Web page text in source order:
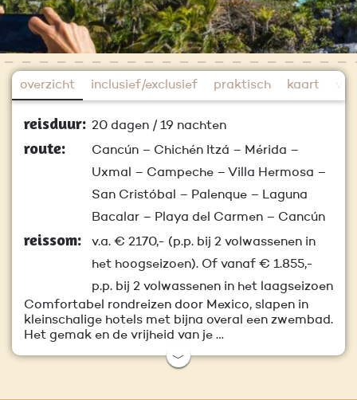
overzicht inclusief/exclusief praktisch kaart
reisduur: 20 dagen / 19 nachten
route:
Cancún – Chichén Itzá – Mérida –
Uxmal – Campeche – Villa Hermosa –
San Cristóbal – Palenque – Laguna
Bacalar – Playa del Carmen – Cancún
reissom: v.a. € 2170,- (p.p. bij 2 volwassenen in
het hoogseizoen). Of vanaf € 1.855,-
p.p. bij 2 volwassenen in het laagseizoen
Comfortabel rondreizen door Mexico, slapen in
kleinschalige hotels met bijna overal een zwembad.
Het gemak en de vrijheid van je …
﹀